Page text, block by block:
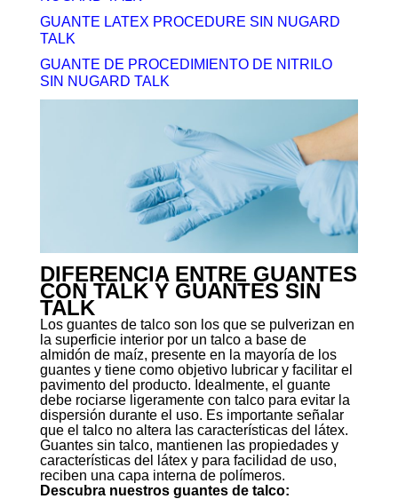
GUANTE LATEX PROCEDURE SIN NUGARD
TALK
GUANTE DE PROCEDIMIENTO DE NITRILO
SIN NUGARD TALK
DIFERENCIA ENTRE GUANTES
CON TALK Y GUANTES SIN
TALK
Los guantes de talco son los que se pulverizan en
la superficie interior por un talco a base de
almidón de maíz, presente en la mayoría de los
guantes y tiene como objetivo lubricar y facilitar el
pavimento del producto. Idealmente, el guante
debe rociarse ligeramente con talco para evitar la
dispersión durante el uso. Es importante señalar
que el talco no altera las características del látex.
Guantes sin talco, mantienen las propiedades y
características del látex y para facilidad de uso,
reciben una capa interna de polímeros.
Descubra nuestros guantes de talco: